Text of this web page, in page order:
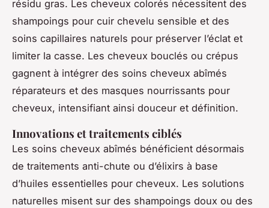
résidu gras. Les cheveux colorés nécessitent des
shampoings pour cuir chevelu sensible et des
soins capillaires naturels pour préserver l’éclat et
limiter la casse. Les cheveux bouclés ou crépus
gagnent à intégrer des soins cheveux abîmés
réparateurs et des masques nourrissants pour
cheveux, intensifiant ainsi douceur et définition.
Innovations et traitements ciblés
Les soins cheveux abîmés bénéficient désormais
de traitements anti-chute ou d’élixirs à base
d’huiles essentielles pour cheveux. Les solutions
naturelles misent sur des shampoings doux ou des